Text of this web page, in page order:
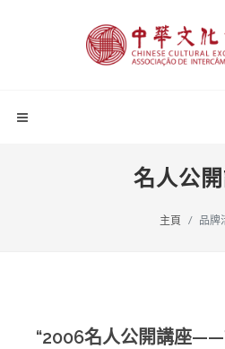
名人公
主頁 品牌
“2006名人公開講座——